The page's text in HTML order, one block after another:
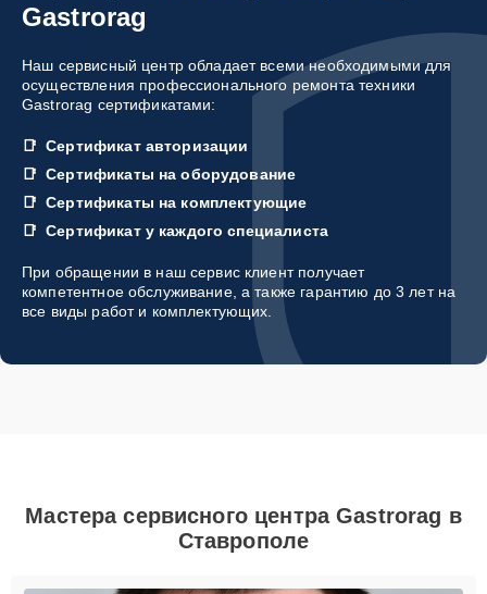
Gastrorag
Наш сервисный центр обладает всеми необходимыми для
осуществления профессионального ремонта техники
Gastrorag сертификатами:
Сертификат авторизации
Сертификаты на оборудование
Сертификаты на комплектующие
Сертификат у каждого специалиста
При обращении в наш сервис клиент получает
компетентное обслуживание, а также гарантию до 3 лет на
все виды работ и комплектующих.
Мастера сервисного центра Gastrorag в
Ставрополе